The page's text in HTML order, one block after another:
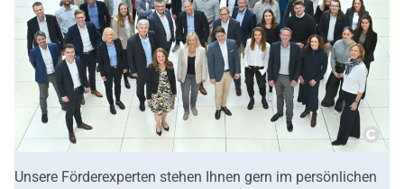
Unsere Förderexperten stehen Ihnen gern im persönlichen